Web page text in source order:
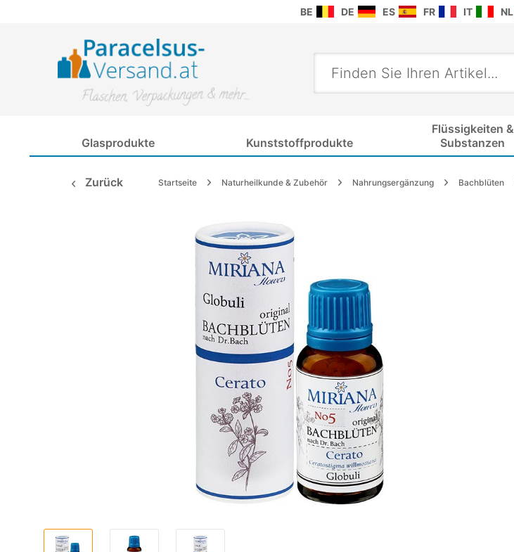
BE DE ES FR IT NL
Glasprodukte Kunststoffprodukte
Flüssigkeiten &
Substanzen
Zurück Startseite Naturheilkunde & Zubehör Nahrungsergänzung Bachblüten